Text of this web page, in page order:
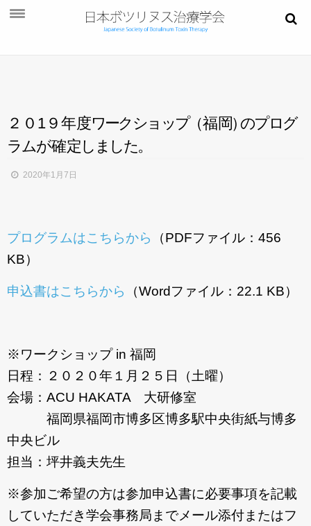
ご挨拶
今後・過去の学術大会
会員ページ
２０1９年度ワークショ ップ（福岡） のプログ
ラムが確定し ま した。
2020年1月7日
プログラムはこちらから
（PDFファイル：456
KB）
申込書はこちらから （Wordファイル：22.1 KB）
※ワークショップ in 福岡
日程：２０２０年１月２５日（土曜）
会場：ACU HAKATA 大研修室
福岡県福岡市博多区博多駅中央街紙与博多
中央ビル
担当：坪井義夫先生
※参加ご希望の方は参加申込書に必要事項を記載
していただき学会事務局までメール添付またはフ